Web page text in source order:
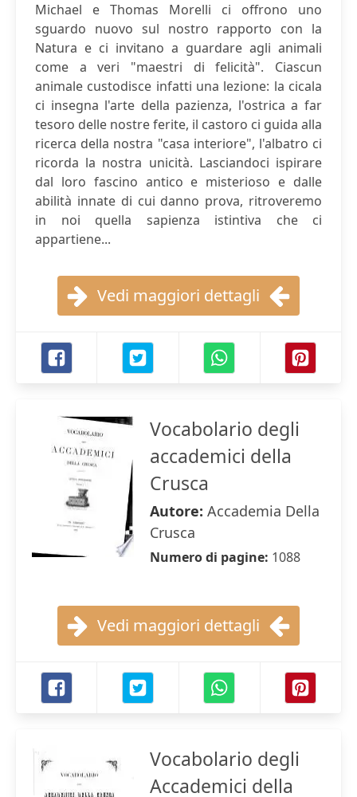
Michael e Thomas Morelli ci offrono uno
sguardo nuovo sul nostro rapporto con la
Natura e ci invitano a guardare agli animali
come a veri "maestri di felicità". Ciascun
animale custodisce infatti una lezione: la cicala
ci insegna l'arte della pazienza, l'ostrica a far
tesoro delle nostre ferite, il castoro ci guida alla
ricerca della nostra "casa interiore", l'albatro ci
ricorda la nostra unicità. Lasciandoci ispirare
dal loro fascino antico e misterioso e dalle
abilità innate di cui danno prova, ritroveremo
in noi quella sapienza istintiva che ci
appartiene...
Vedi maggiori dettagli
Vocabolario degli
accademici della
Crusca
Autore: Accademia Della
Crusca
Numero di pagine: 1088
Vedi maggiori dettagli
Vocabolario degli
Accademici della